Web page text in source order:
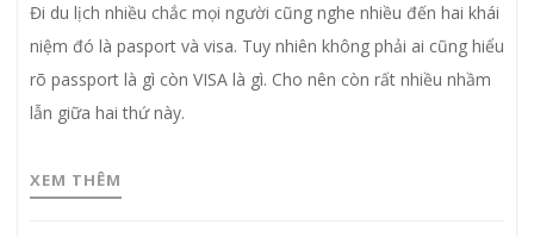
Đi du lịch nhiều chắc mọi người cũng nghe nhiều đến hai khái
niệm đó là pasport và visa. Tuy nhiên không phải ai cũng hiểu
rõ passport là gì còn VISA là gì. Cho nên còn rất nhiều nhầm
lẫn giữa hai thứ này.
XEM THÊM